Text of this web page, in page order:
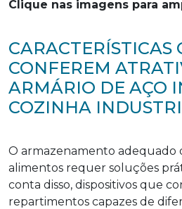
Clique nas imagens para
CARACTERÍSTICAS
CONFEREM
ARMÁRIO DE AÇO
COZINHA
O armazenamento adequado
alimentos requer soluções
conta disso, dispositivos que
repartimentos capazes de